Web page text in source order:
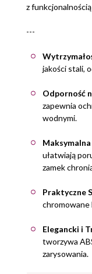
z
---
jakości stali,
Odporność
zapewnia
wodnymi.
ułatwiają
zamek
Praktyczne
chromowane
Elegancki i
tworzywa
zarysowania.